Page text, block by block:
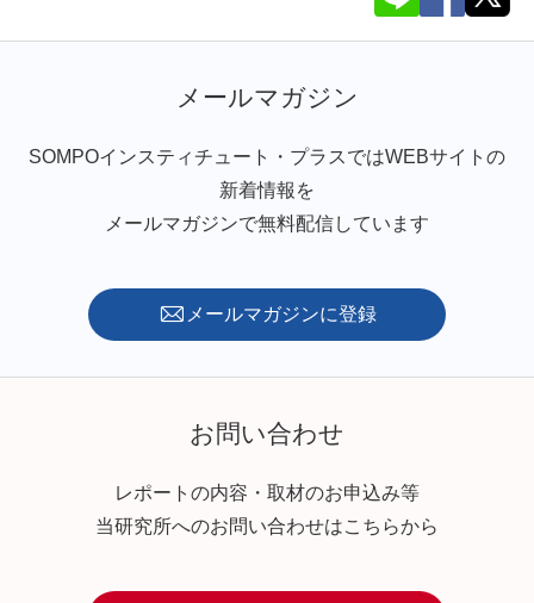
メールマガジン
SOMPOインスティチュート・プラスではWEBサイトの
新着情報を
メールマガジンで無料配信しています
メールマガジンに登録
お問い合わせ
レポートの内容・取材のお申込み等
当研究所へのお問い合わせはこちらから